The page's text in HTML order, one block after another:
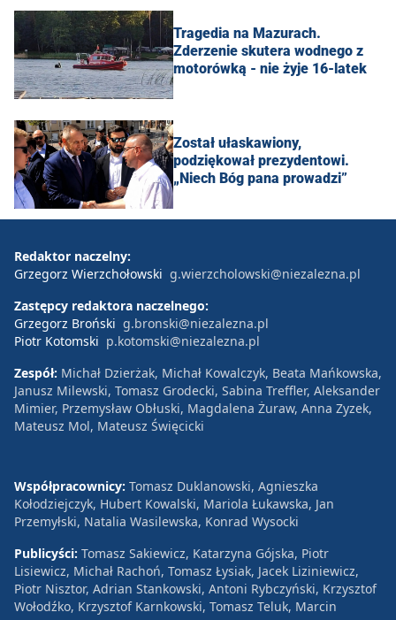
Tragedia na Mazurach.
Zderzenie skutera wodnego z
motorówką - nie żyje 16-latek
Został ułaskawiony,
podziękował prezydentowi.
„Niech Bóg pana prowadzi”
Redaktor naczelny:
Grzegorz Wierzchołowski g.wierzcholowski@niezalezna.pl
Zastępcy redaktora naczelnego:
Grzegorz Broński g.bronski@niezalezna.pl
Piotr Kotomski p.kotomski@niezalezna.pl
Zespół: Michał Dzierżak, Michał Kowalczyk, Beata Mańkowska,
Janusz Milewski, Tomasz Grodecki, Sabina Treffler, Aleksander
Mimier, Przemysław Obłuski, Magdalena Żuraw, Anna Zyzek,
Mateusz Mol, Mateusz Święcicki
Współpracownicy: Tomasz Duklanowski, Agnieszka
Kołodziejczyk, Hubert Kowalski, Mariola Łukawska, Jan
Przemyłski, Natalia Wasilewska, Konrad Wysocki
Publicyści: Tomasz Sakiewicz, Katarzyna Gójska, Piotr
Lisiewicz, Michał Rachoń, Tomasz Łysiak, Jacek Liziniewicz,
Piotr Nisztor, Adrian Stankowski, Antoni Rybczyński, Krzysztof
Wołodźko, Krzysztof Karnkowski, Tomasz Teluk, Marcin